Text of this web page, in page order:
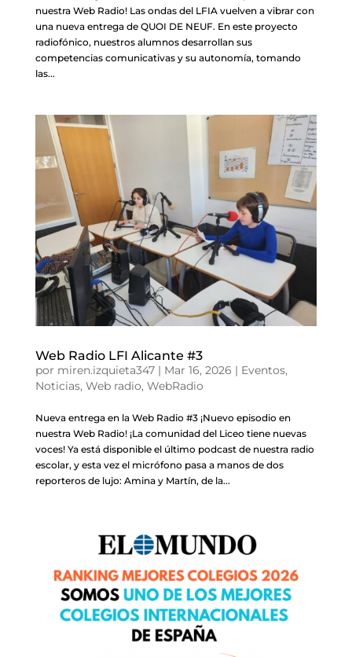
nuestra Web Radio! Las ondas del LFIA vuelven a vibrar con
una nueva entrega de QUOI DE NEUF. En este proyecto
radiofónico, nuestros alumnos desarrollan sus
competencias comunicativas y su autonomía, tomando
las...
Web Radio LFI Alicante #3
por miren.izquieta347| Mar 16, 2026 | Eventos,
Noticias, Web radio, WebRadio
Nueva entrega en la Web Radio #3 ¡Nuevo episodio en
nuestra Web Radio! ¡La comunidad del Liceo tiene nuevas
voces! Ya está disponible el último podcast de nuestra radio
escolar, y esta vez el micrófono pasa a manos de dos
reporteros de lujo: Amina y Martín, de la...